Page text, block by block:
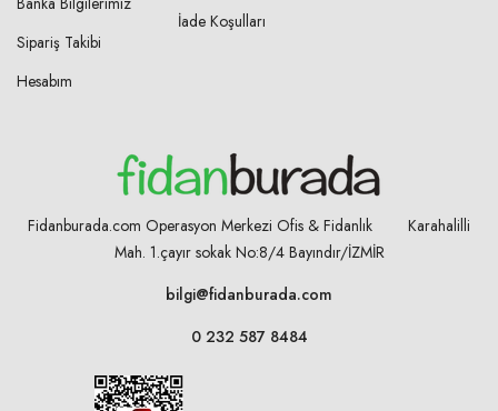
Sipariş Takibi
Hesabım
İade Koşulları
Fidanburada.com Operasyon Merkezi Ofis & Fidanlık Karahalilli
Mah. 1.çayır sokak No:8/4 Bayındır/İZMİR
bilgi@fidanburada.com
0 232 587 8484